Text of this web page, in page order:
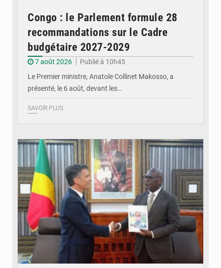
Congo : le Parlement formule 28
recommandations sur le Cadre
budgétaire 2027-2029
7 août 2026
Publié à 10h45
Le Premier ministre, Anatole Collinet Makosso, a
présenté, le 6 août, devant les…
SAVOIR PLUS